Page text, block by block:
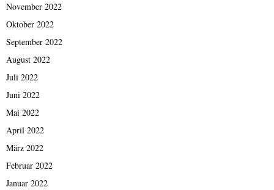
November 2022
Oktober 2022
September 2022
August 2022
Juli 2022
Juni 2022
Mai 2022
April 2022
März 2022
Februar 2022
Januar 2022